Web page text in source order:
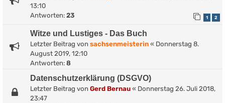
13:10
Antworten: 23 1 2
Witze und Lustiges - Das Buch
Letzter Beitrag von sachsenmeisterin « Donnerstag 8.
August 2019, 12:10
Antworten: 8
Datenschutzerklärung (DSGVO)
Letzter Beitrag von Gerd Bernau « Donnerstag 26. Juli 2018,
23:47